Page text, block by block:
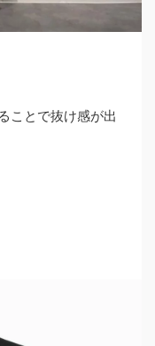
ことで抜け感が出